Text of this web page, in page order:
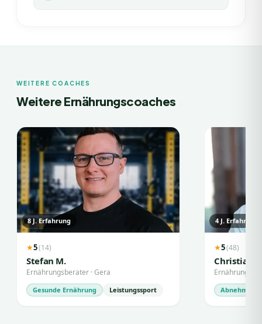
WEITERE COACHES
Weitere Ernährungscoaches
8J. Erfahrung
★5(14)
Stefan M.
Ernährungsberater ·Gera
Gesunde Ernährung Leistungssport
4J. Erfahrung
★5(48)
Christian
Abnehmen